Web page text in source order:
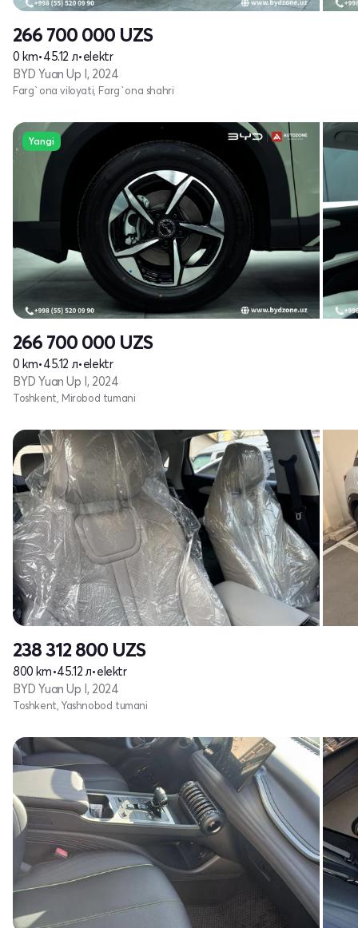
266 700 000 UZS
0 km•45.12 л•elektr
BYD Yuan Up I, 2024
Farg`ona viloyati, Farg`ona shahri
Yangi
266 700 000 UZS
0 km•45.12 л•elektr
BYD Yuan Up I, 2024
Toshkent, Mirobod tumani
238 312 800 UZS
800 km•45.12 л•elektr
BYD Yuan Up I, 2024
Toshkent, Yashnobod tumani